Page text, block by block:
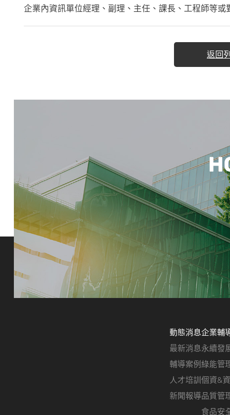
企業內資訊單位經理、副理、主任、課長、工程師等或
返回
動態消息
最新消息
輔導案例
人才培訓
新聞報導
企業輔
永續發
綠能管
個資&
品質管
食品安